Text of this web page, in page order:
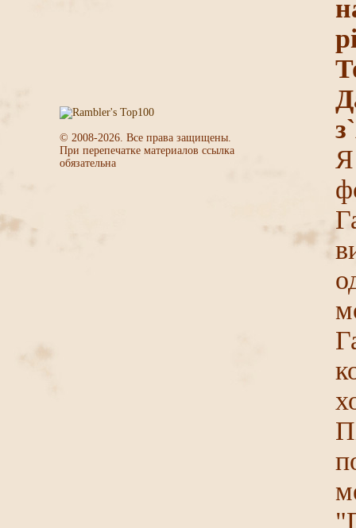
© 2008-2026. Все права защищены.
При перепечатке материалов ссылка
обязательна